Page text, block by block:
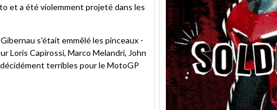
et a été violemment projeté dans les
s'était emmêlé les pinceaux -
Loris Capirossi, Marco Melandri, John
terribles pour le MotoGP